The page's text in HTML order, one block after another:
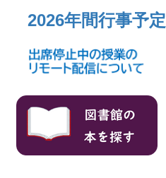
2026年間行事予定